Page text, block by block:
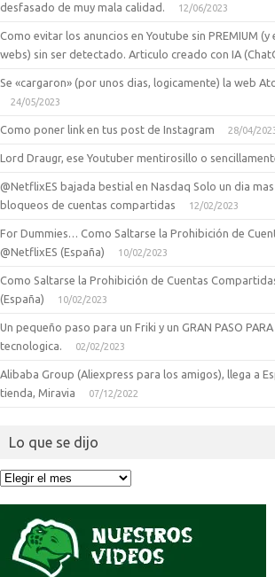
desfasado de muy mala calidad.
12/06/2023
Como evitar los anuncios en Youtube sin PREMIUM
webs) sin ser detectado. Articulo creado con IA
Se «cargaron» (por unos dias, logicamente) la web
24/05/2023
Como poner link en tus post de Instagram 28/04/
Lord Draugr, ese Youtuber mentirosillo o
@NetflixES bajada bestial en Nasdaq Solo un dia
bloqueos de cuentas compartidas
12/02/2023
For Dummies… Como Saltarse la Prohibición de
@NetflixES (España)
10/02/2023
Como Saltarse la Prohibición de Cuentas
(España)
10/02/2023
Un pequeño paso para un Friki y un GRAN PASO PARA
tecnologica.
02/02/2023
Alibaba Group (Aliexpress para los amigos), llega a
tienda, Miravia
07/12/2022
Lo que se dijo
Lo